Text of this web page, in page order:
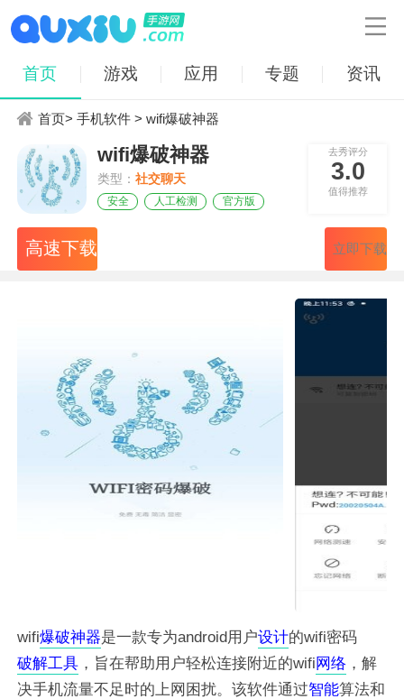

首页 游戏 应用 专题 资讯
首页>手机软件 > wifi爆破神器
wifi爆破神器
类型：社交聊天
安全 人工检测 官方版
去秀评分
3.0
值得推荐
高速下载 立即下载
wifi爆破神器是一款专为android用户设计的wifi密码
破解工具，旨在帮助用户轻松连接附近的wifi网络 ，解
决手机流量不足时的上网困扰。该软件通过智能算法和